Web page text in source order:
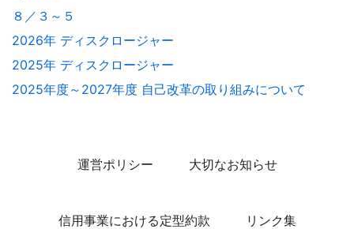
８／３～５
2026年 ディスクロージャー
2025年 ディスクロージャー
2025年度～2027年度 自己改革の取り組みについて
運営ポリシー 大切なお知らせ
信用事業における定型約款 リンク集